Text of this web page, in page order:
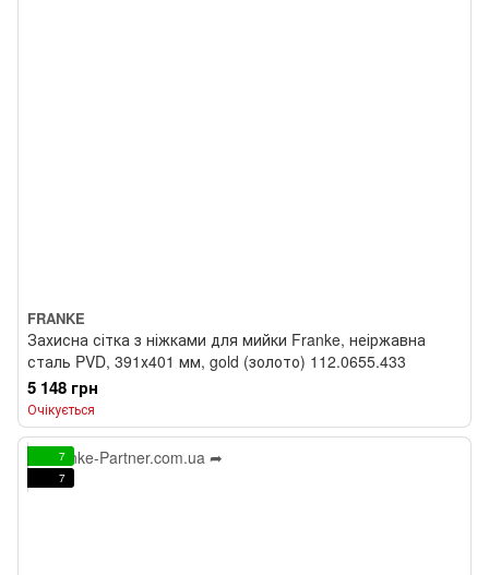
FRANKE
Захисна сітка з ніжками для мийки Franke, неіржавна
сталь PVD, 391х401 мм, gold (золото) 112.0655.433
5 148 грн
Очікується
7
7